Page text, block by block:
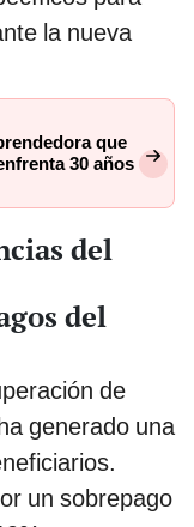
la nueva
que
30 años
del
del
de
generado una
un sobrepago